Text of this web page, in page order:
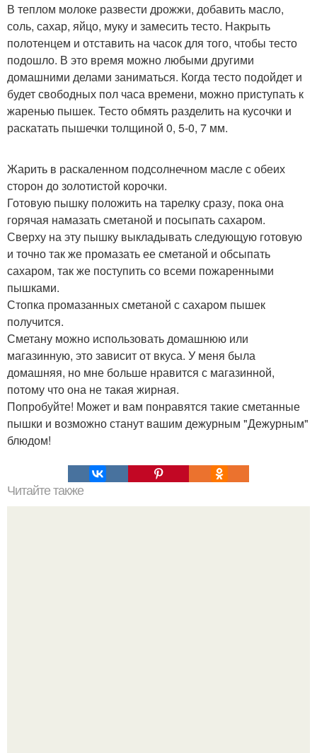
В теплом молоке развести дрожжи, добавить масло,
соль, сахар, яйцо, муку и замесить тесто. Накрыть
полотенцем и отставить на часок для того, чтобы тесто
подошло. В это время можно любыми другими
домашними делами заниматься. Когда тесто подойдет и
будет свободных пол часа времени, можно приступать к
жаренью пышек. Тесто обмять разделить на кусочки и
раскатать пышечки толщиной 0, 5-0, 7 мм.
Жарить в раскаленном подсолнечном масле с обеих
сторон до золотистой корочки.
Готовую пышку положить на тарелку сразу, пока она
горячая намазать сметаной и посыпать сахаром.
Сверху на эту пышку выкладывать следующую готовую
и точно так же промазать ее сметаной и обсыпать
сахаром, так же поступить со всеми пожаренными
пышками.
Стопка промазанных сметаной с сахаром пышек
получится.
Сметану можно использовать домашнюю или
магазинную, это зависит от вкуса. У меня была
домашняя, но мне больше нравится с магазинной,
потому что она не такая жирная.
Попробуйте! Может и вам понравятся такие сметанные
пышки и возможно станут вашим дежурным "Дежурным"
блюдом!
Читайте также